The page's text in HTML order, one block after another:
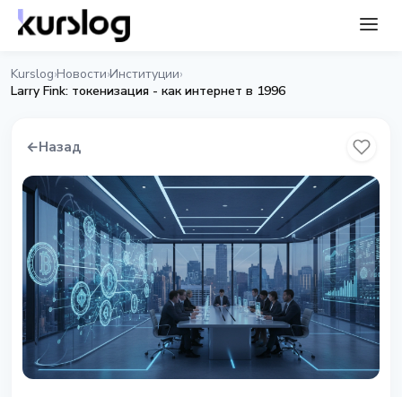
Kurslog›Новости›Институции›
Larry Fink: токенизация - как интернет в 1996
←Назад